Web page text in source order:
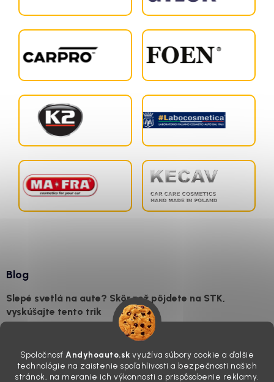
Spoločnosť Andyhoauto.sk využíva súbory cookie a ďalšie
technológie na zaistenie spoľahlivosti a bezpečnosti našich
stránok, na meranie ich výkonnosti a prispôsobenie reklamy.
Blog
Slepé svetlá na aute? Skôr než pôjdete na STK,
vyskúšajte tento trik
skutočnosti je? Často za to môžu práve „slepé“ svetlomety. Ten
mliečny, drsný povrch nie je len estetická vada. Keď slnko a soľ urobia